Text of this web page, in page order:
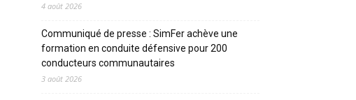
4 août 2026
Communiqué de presse : SimFer achève une
formation en conduite défensive pour 200
conducteurs communautaires
3 août 2026